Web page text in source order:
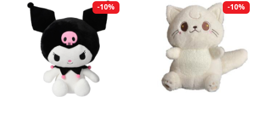
-10% -10%